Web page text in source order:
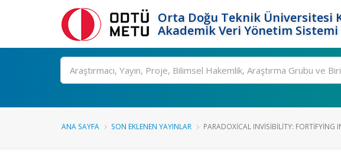
Orta Doğu Teknik Üniversitesi
Akademik Veri Yönetim Sistemi
Ara
ANA SAYFA SON EKLENEN YAYINLAR PARADOXICAL INVISIBILITY: FORTIFYING